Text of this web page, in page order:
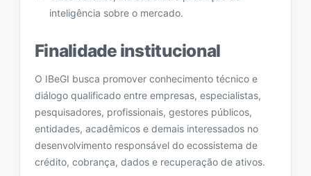
inteligência sobre o mercado.
Finalidade institucional
O IBeGI busca promover conhecimento técnico e
diálogo qualificado entre empresas, especialistas,
pesquisadores, profissionais, gestores públicos,
entidades, acadêmicos e demais interessados no
desenvolvimento responsável do ecossistema de
crédito, cobrança, dados e recuperação de ativos.